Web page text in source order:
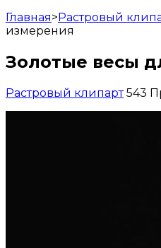
Главная>Растровый
измерения
Золотые весы
Растровый клипарт 543